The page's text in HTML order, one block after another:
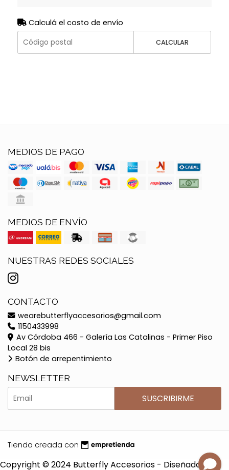
Calculá el costo de envío
CALCULAR
MEDIOS DE PAGO
MEDIOS DE ENVÍO
NUESTRAS REDES SOCIALES
CONTACTO
wearebutterflyaccesorios@gmail.com
1150433998
Av Córdoba 466 - Galería Las Catalinas - Primer Piso
Local 28 bis
Botón de arrepentimiento
NEWSLETTER
SUSCRIBIRME
Tienda creada con
Copyright © 2024 Butterfly Accesorios - Diseñado por